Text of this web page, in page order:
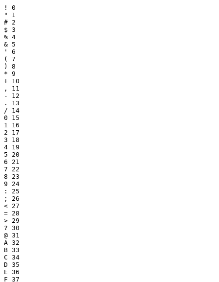
! 0
" 1
# 2
$ 3
% 4
& 5
' 6
( 7
) 8
* 9
+ 10
, 11
- 12
. 13
/ 14
0 15
1 16
2 17
3 18
4 19
5 20
6 21
7 22
8 23
9 24
: 25
; 26
< 27
= 28
> 29
? 30
@ 31
A 32
B 33
C 34
D 35
E 36
F 37